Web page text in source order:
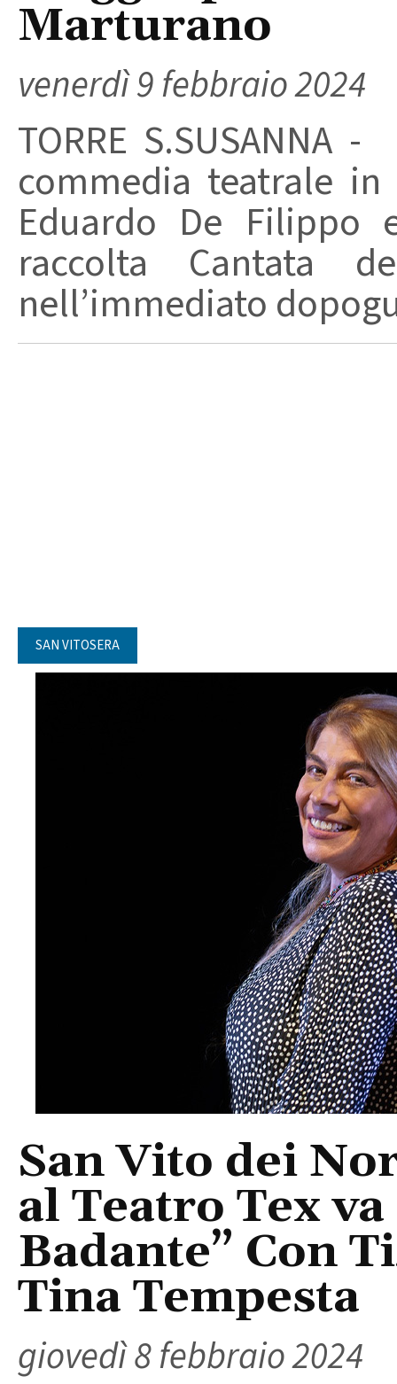
Marturano
venerdì 9 febbraio 2024
TORRE S.SUSANNA
commedia teatrale
Eduardo De Filippo
raccolta Cantata
nell’immediato
SAN VITOSERA
San Vito dei
al Teatro Tex
Badante” Con
Tina Tempesta
giovedì 8 febbraio 2024